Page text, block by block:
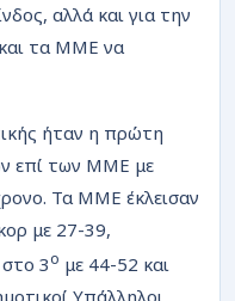
αλλά και για την
τα ΜΜΕ να
ήταν η πρώτη
επί των ΜΜΕ με
Τα ΜΜΕ έκλεισαν
με 27-39,
3ο με 44-52 και
Υπάλληλοι